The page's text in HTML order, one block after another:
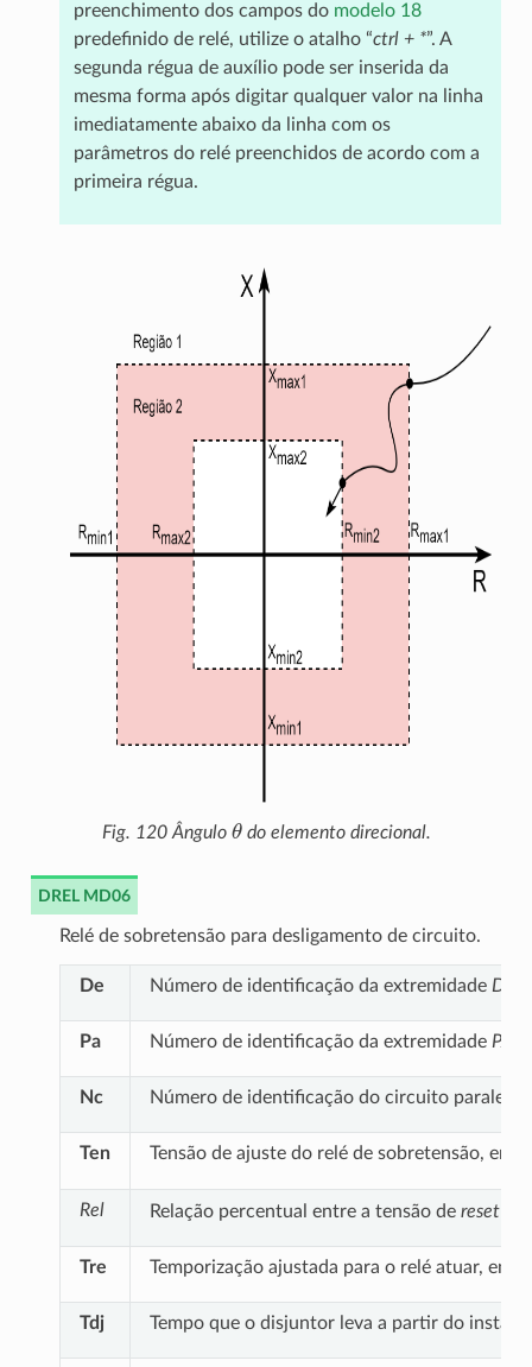
preenchimento dos campos do modelo 18
predefinido de relé, utilize o atalho “ctrl + *”. A
segunda régua de auxílio pode ser inserida da
mesma forma após digitar qualquer valor na linha
imediatamente abaixo da linha com os
parâmetros do relé preenchidos de acordo com a
primeira régua.
Fig. 120Ânguloθdo elemento direcional.
DREL MD06
Relé de sobretensão para desligamento de circuito.
De Número de identificação da extremidade DE
Pa Número de identificação da extremidade
Nc Número de identificação do circuito paralelo
Ten Tensão de ajuste do relé de sobretensão, em
Rel Relação percentual entre a tensão de resetdo
Tre Temporização ajustada para o relé atuar, em
Tdj Tempo que o disjuntor leva a partir do